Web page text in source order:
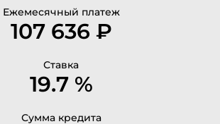
Ежемесячный платеж
107 636 ₽
Ставка
19.7 %
Сумма кредита